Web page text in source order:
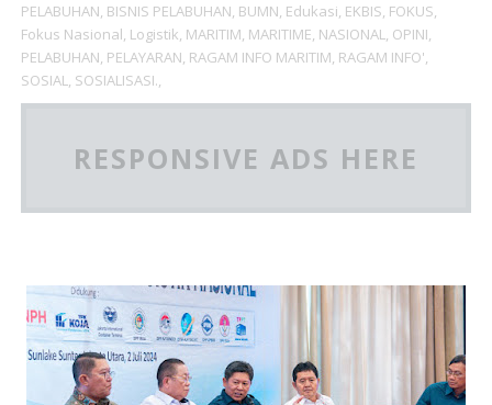
PELABUHAN, BISNIS PELABUHAN, BUMN, Edukasi, EKBIS, FOKUS,
Fokus Nasional, Logistik, MARITIM, MARITIME, NASIONAL, OPINI,
PELABUHAN, PELAYARAN, RAGAM INFO MARITIM, RAGAM INFO',
SOSIAL, SOSIALISASI.,
RESPONSIVE ADS HERE